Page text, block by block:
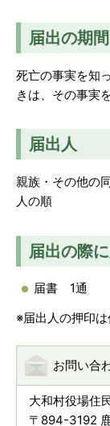
届出の期間
死亡の事実を知
きは、その事実
届出人
親族・その他の
人の順
届出の際
届書 1通
※届出人の押印は
お問い合
大和村役場住
〒894-3192